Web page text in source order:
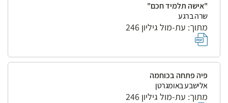
"אישה תלמיד חכם"
שרה ברגע
מתוך: עת-מול גיליון 246
פיה פתחה בכוחמה
אלישבע באומגרטן
מתוך: עת-מול גיליון 246